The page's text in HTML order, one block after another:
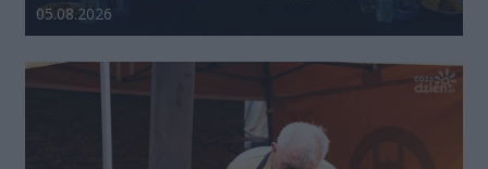
Data dodania galerii:
05.08.2026